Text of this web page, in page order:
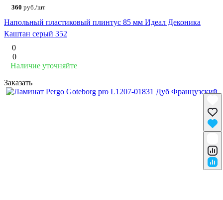
360 руб./шт
Напольный пластиковый плинтус 85 мм Идеал Деконика
Каштан серый 352
0
0
Наличие уточняйте
Заказать